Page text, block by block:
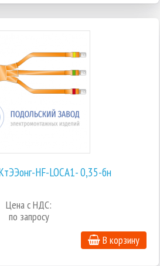
HF-LOCA1- 0,35-бн
Цена с НДС:
по запросу
В корзину